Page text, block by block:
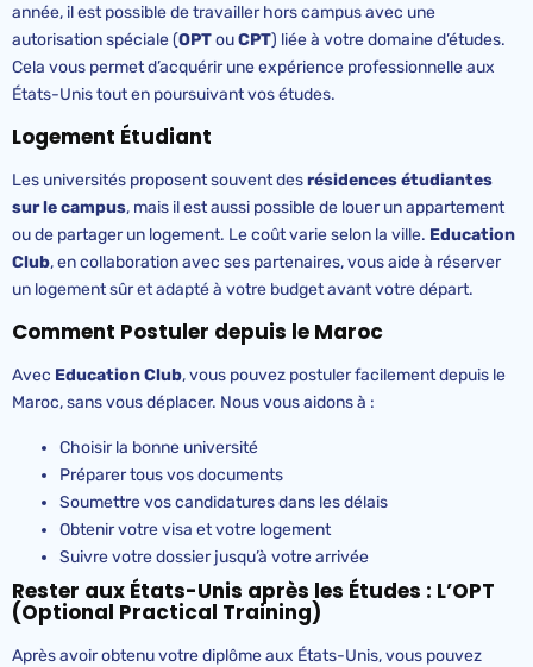
année, il est possible de travailler hors campus avec une
autorisation spéciale (OPTouCPT) liée à votre domaine d’études.
Cela vous permet d’acquérir une expérience professionnelle aux
États-Unis tout en poursuivant vos études.
Logement Étudiant
Les universités proposent souvent desrésidences étudiantes
sur le campus, mais il est aussi possible de louer un appartement
ou de partager un logement. Le coût varie selon la ville. Education
Club, en collaboration avec ses partenaires, vous aide à réserver
un logement sûr et adapté à votre budget avant votre départ.
Comment Postuler depuis le Maroc
Avec EducationClub, vous pouvez postuler facilement depuis le
Maroc, sans vous déplacer. Nous vous aidons à :
Choisir la bonne université
Préparer tous vos documents
Soumettre vos candidatures dans les délais
Obtenir votre visa et votre logement
Suivre votre dossier jusqu’à votre arrivée
Rester aux États-Unis après les Études : L’OPT
(Optional Practical Training)
Après avoir obtenu votre diplôme aux États-Unis, vous pouvez